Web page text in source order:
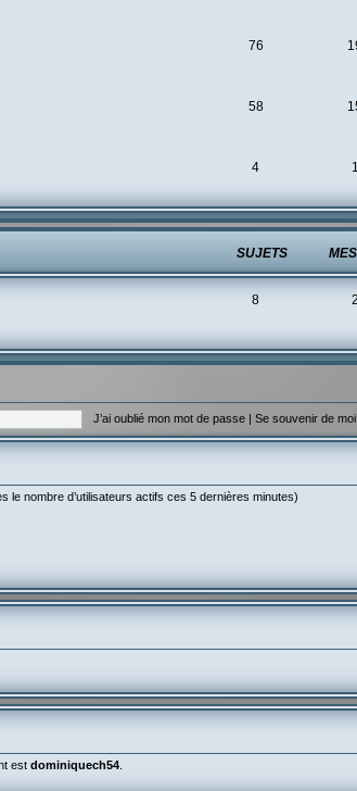
76
58
4
SUJETS
8
J’ai oublié mon mot de passe | Se souvenir de moi
le nombre d’utilisateurs actifs ces 5 dernières minutes)
estdominiquech54